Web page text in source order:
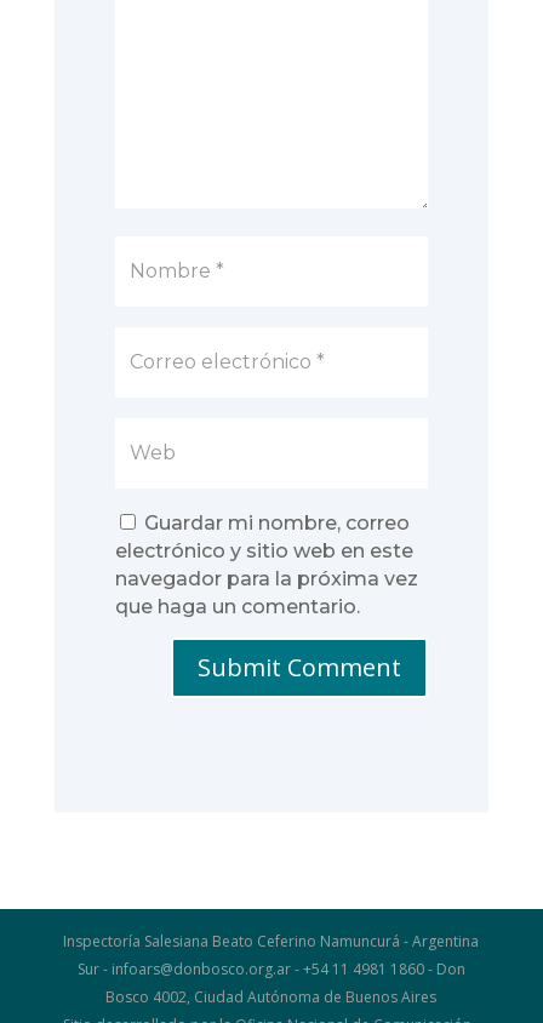
Guardar mi nombre, correo
electrónico y sitio web en este
navegador para la próxima vez
que haga un comentario.
Submit Comment
Inspectoría Salesiana Beato Ceferino Namuncurá - Argentina
Sur - infoars@donbosco.org.ar - +54 11 4981 1860 - Don
Bosco 4002, Ciudad Autónoma de Buenos Aires